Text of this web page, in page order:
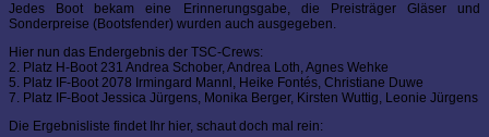
Jedes Boot bekam eine Erinnerungsgabe, die Preisträger Gläser und
Sonderpreise (Bootsfender) wurden auch ausgegeben.
Hier nun das Endergebnis der TSC-Crews:
2. Platz H-Boot 231 Andrea Schober, Andrea Loth, Agnes Wehke
5. Platz IF-Boot 2078 Irmingard Mannl, Heike Fontés, Christiane Duwe
7. Platz IF-Boot Jessica Jürgens, Monika Berger, Kirsten Wuttig, Leonie Jürgens
Die Ergebnisliste findet Ihr hier, schaut doch mal rein: